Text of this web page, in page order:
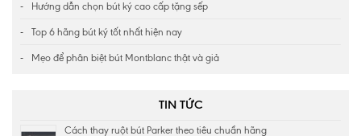
Hướng dẫn chọn bút ký cao cấp tặng sếp
Top 6 hãng bút ký tốt nhất hiện nay
Mẹo để phân biệt bút Montblanc thật và giả
TIN TỨC
Cách thay ruột bút Parker theo tiêu chuẩn hãng